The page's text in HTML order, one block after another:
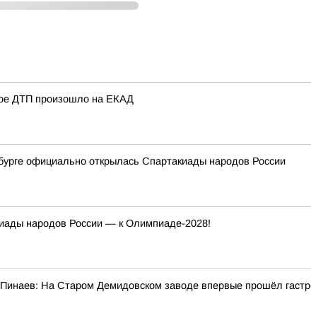
ДТП произошло на ЕКАД
официально открылась Спартакиады народов России
народов России — к Олимпиаде-2028!
На Старом Демидовском заводе впервые прошёл